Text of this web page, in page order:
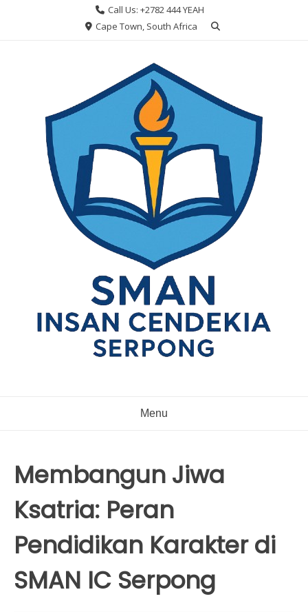
Call Us: +2782 444 YEAH
Cape Town, South Africa
Menu
Membangun Jiwa
Ksatria: Peran
Pendidikan Karakter di
SMAN IC Serpong